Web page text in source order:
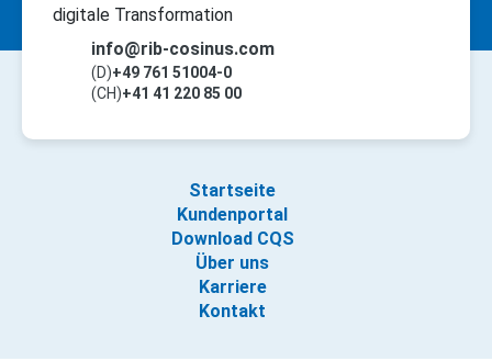
digitale Transformation
info@rib-cosinus.com
(D)+49 761 51004-0
(CH)+41 41 220 85 00
Startseite
Kundenportal
Download CQS
Über uns
Karriere
Kontakt